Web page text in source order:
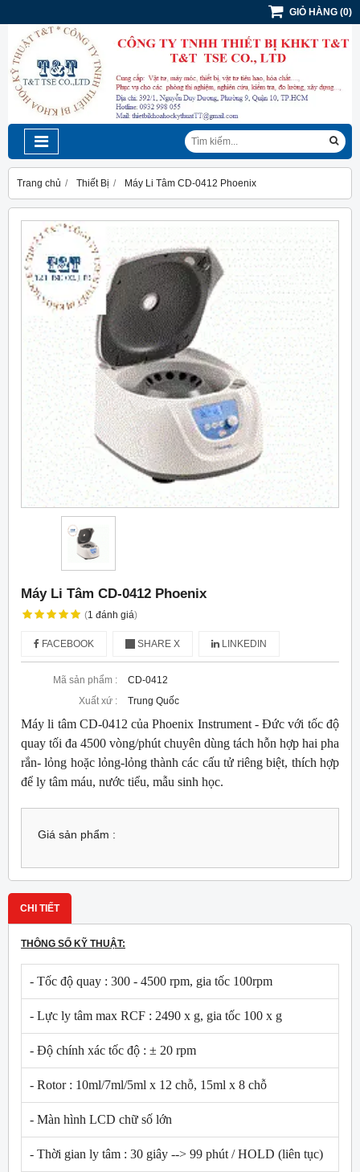
GIỎ HÀNG (0)
Trang chủ Thiết Bị Máy Li Tâm CD-0412 Phoenix
Máy Li Tâm CD-0412 Phoenix
(1 đánh giá)
FACEBOOK SHARE X LINKEDIN
Mã sản phẩm :
CD-0412
Xuất xứ :
Trung Quốc
Máy li tâm CD-0412 của Phoenix Instrument - Đức với tốc độ
quay tối đa 4500 vòng/phút chuyên dùng tách hỗn hợp hai pha
rắn- lỏng hoặc lỏng-lỏng thành các cấu tử riêng biệt, thích hợp
để ly tâm máu, nước tiểu, mẫu sinh học.
Giá sản phẩm :
CHI TIẾT
THÔNG SỐ KỸ THUẬT:
- Tốc độ quay : 300 - 4500 rpm, gia tốc 100rpm
- Lực ly tâm max RCF : 2490 x g, gia tốc 100 x g
- Độ chính xác tốc độ : ± 20 rpm
- Rotor : 10ml/7ml/5ml x 12 chỗ, 15ml x 8 chỗ
- Màn hình LCD chữ số lớn
- Thời gian ly tâm : 30 giây --> 99 phút / HOLD (liên tục)